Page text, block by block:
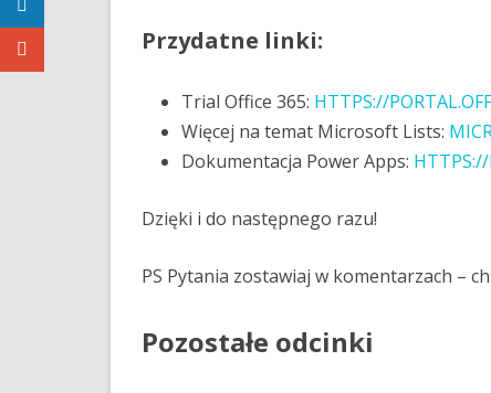
Przydatne linki:
Trial Office 365: HTTPS://
Więcej na temat Microsoft Lists:
Dokumentacja Power Apps: HTTPS://
Dzięki i do następnego razu!
PS Pytania zostawiaj w komentarzach –
Pozostałe odcinki